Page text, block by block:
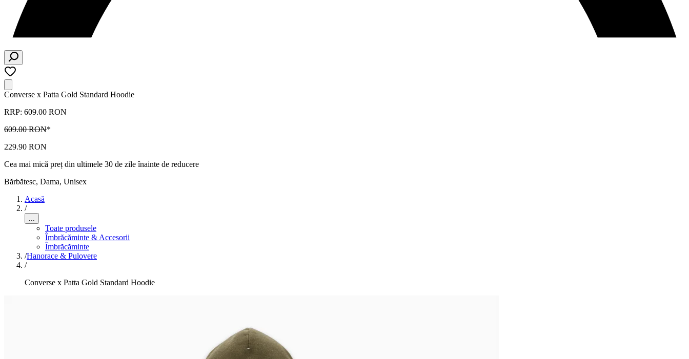
Converse x Patta Gold Standard Hoodie
RRP: 609.00 RON
609.00 RON*
229.90 RON
Cea mai mică preț din ultimele 30 de zile înainte de reducere
Bărbătesc, Dama, Unisex
Acasă
/
...
Toate produsele
Îmbrăcăminte & Accesorii
Îmbrăcăminte
/Hanorace & Pulovere
/
Converse x Patta Gold Standard Hoodie